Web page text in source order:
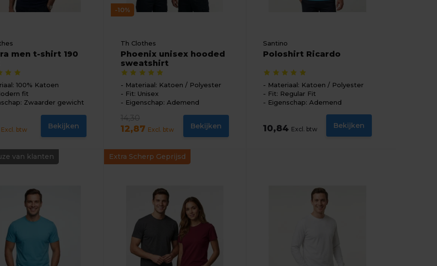
men t-shirt 190
100% Katoen
fit
Zwaarder gewicht
Excl. btw Bekijken
-10%
Th Clothes
Phoenix unisex hooded
sweatshirt
Materiaal: Katoen / Polyester
Fit: Unisex
Eigenschap: Ademend
14,30
12,87 Excl. btw Bekijken
Santino
Poloshirt Ricardo
Materiaal: Katoen / Polyester
Fit: Regular Fit
Eigenschap: Ademend
10,84 Excl. btw Bekijken
van klanten Extra Scherp Geprijsd